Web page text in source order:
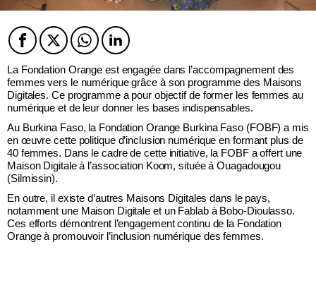
Facebook
TwitterTwitterTwitter
La Fondation Orange est engagée dans l’accompagnement des
femmes vers le numérique grâce à son programme des Maisons
Digitales. Ce programme a pour objectif de former les femmes au
numérique et de leur donner les bases indispensables.
Au Burkina Faso, la Fondation Orange Burkina Faso (FOBF) a mis
en œuvre cette politique d’inclusion numérique en formant plus de
40 femmes. Dans le cadre de cette initiative, la FOBF a offert une
Maison Digitale à l’association Koom, située à Ouagadougou
(Silmissin).
En outre, il existe d’autres Maisons Digitales dans le pays,
notamment une Maison Digitale et un Fablab à Bobo-Dioulasso.
Ces efforts démontrent l’engagement continu de la Fondation
Orange à promouvoir l’inclusion numérique des femmes.